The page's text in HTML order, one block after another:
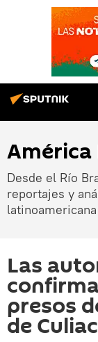
Desde el Río
reportajes y
latinoamericana
Las
presos
de